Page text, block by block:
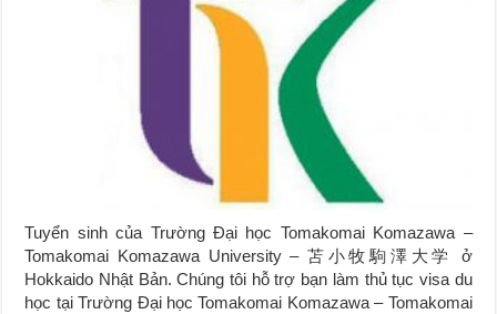
Tuyển sinh của Trường Đại học Tomakomai Komazawa –
Tomakomai Komazawa University – 苫小牧駒澤大学 ở
Hokkaido Nhật Bản. Chúng tôi hỗ trợ bạn làm thủ tục visa du
học tại Trường Đại học Tomakomai Komazawa – Tomakomai